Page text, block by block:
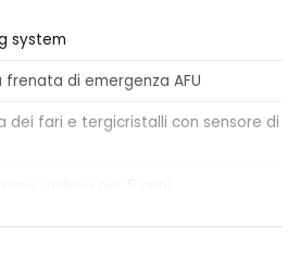
system
frenata di emergenza AFU
dei fari e tergicristalli con sensore di
e a tendina anteriori e